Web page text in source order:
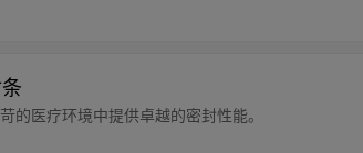
医疗环境中提供卓越的密封性能。